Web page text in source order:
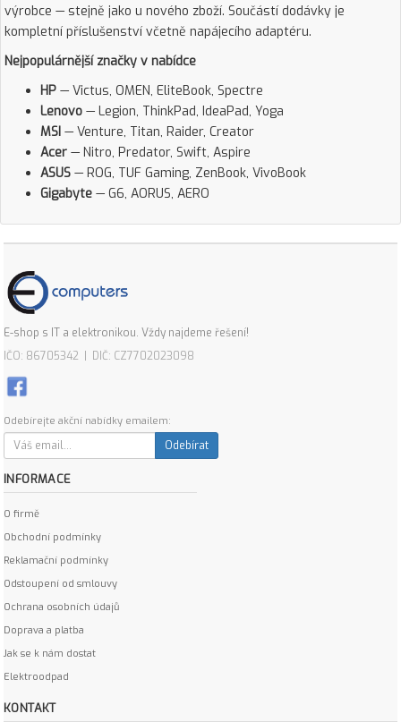
výrobce — stejně jako u nového zboží. Součástí dodávky je
kompletní příslušenství včetně napájecího adaptéru.
Nejpopulárnější značky v nabídce
HP — Victus, OMEN, EliteBook, Spectre
Lenovo — Legion, ThinkPad, IdeaPad, Yoga
MSI — Venture, Titan, Raider, Creator
Acer — Nitro, Predator, Swift, Aspire
ASUS — ROG, TUF Gaming, ZenBook, VivoBook
Gigabyte — G6, AORUS, AERO
E-shop s IT a elektronikou. Vždy najdeme řešení!
IČO: 86705342 | DIČ: CZ7702023098
Odebírejte akční nabídky emailem:
Odebírat
INFORMACE
O firmě
Obchodní podmínky
Reklamační podmínky
Odstoupení od smlouvy
Ochrana osobních údajů
Doprava a platba
Jak se k nám dostat
Elektroodpad
KONTAKT